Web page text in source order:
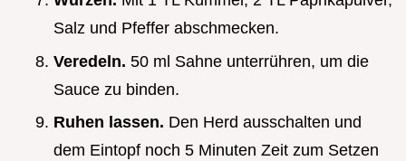
Salz und Pfeffer abschmecken.
Veredeln. 50 ml Sahne unterrühren, um die
Sauce zu binden.
Ruhen lassen. Den Herd ausschalten und
dem Eintopf noch 5 Minuten Zeit zum Setzen